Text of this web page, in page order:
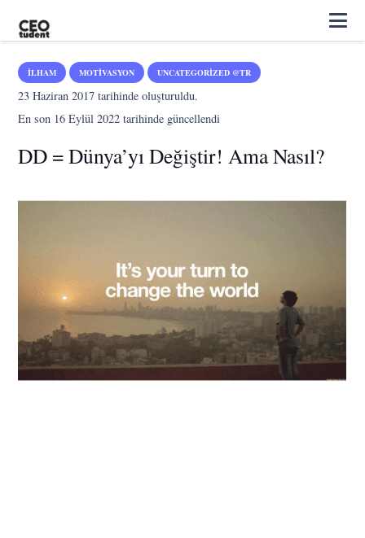
İLHAM MOTIVASYON UNCATEGORIZED @TR
23 Haziran 2017 tarihinde oluşturuldu.
En son 16 Eylül 2022 tarihinde güncellendi
DD = Dünya’yı Değiştir! Ama Nasıl?